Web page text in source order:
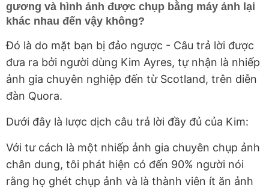
gương và hình ảnh được chụp bằng máy ảnh lại
khác nhau đến vậy không?
Đó là do mặt bạn bị đảo ngược - Câu trả lời được
đưa ra bởi người dùng Kim Ayres, tự nhận là nhiếp
ảnh gia chuyên nghiệp đến từ Scotland, trên diễn
đàn Quora.
Dưới đây là lược dịch câu trả lời đầy đủ của Kim:
Với tư cách là một nhiếp ảnh gia chuyên chụp ảnh
chân dung, tôi phát hiện có đến 90% người nói
rằng họ ghét chụp ảnh và là thành viên ít ăn ảnh